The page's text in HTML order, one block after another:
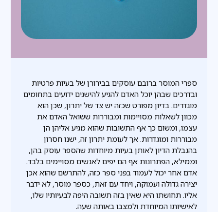
ספרי המוסר ברובם עוסקים בבירורן של בעיות פרטיות
ובדרכים שבהן יוכל האדם להגיע להישגים ידועים בתחומים
מוגדרים. בדיון מפורט שכזה יש צד של יתרון, שכן הוא
מכוון לשאלות מסויימות ומבוררות ששואל האדם את
עצמו, ומשום כך אף התשובות שהוא מגיע אליהן הן
מבוררות ומוגדרות. אך לעומת יתרון זה, ישנו חסרון
בהגבלת הדיון לאותן בעיות מיוחדות שהספר עוסק בהן,
וממילא, הפתרונות אף הם יפים לאנשים מסויימים בלבד.
אדם אחר יכול לעמוד בפני ספר כזה, להתרשם שהוא אכן
יצירה גדולה ועמוקה, ויחד עם זאת, כספר מוסר, לא ידבר
אליו. תחושתו היא שאין בזה תשובה היפה לבעיותיו שלו,
לאישיותו המיוחדת ולמצבו באותה שעה.